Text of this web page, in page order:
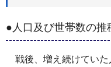
●人口及び世帯数の推
戦後、増え続けていた